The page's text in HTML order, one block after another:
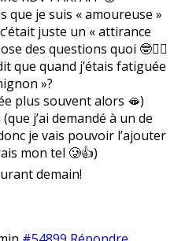
que je suis « amoureuse »
juste un « attirance
des questions quoi 🤓🤷‍♀️
que quand j’étais fatiguée
»?
plus souvent alors 🫦)
j’ai demandé à un de
je vais pouvoir l’ajouter
mon tel 🥲👍)
demain!